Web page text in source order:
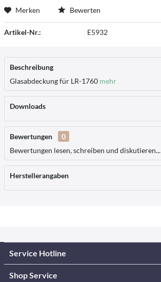
Merken Bewerten
Artikel-Nr.: E5932
Beschreibung
Glasabdeckung für LR-1760 mehr
Downloads
Bewertungen
0
Bewertungen lesen, schreiben und diskutieren...
Herstellerangaben
Service Hotline
Shop Service